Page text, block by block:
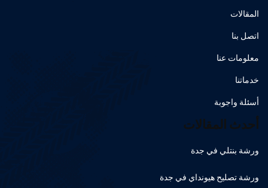
المقالات
اتصل بنا
معلومات عنا
خدماتنا
أسئلة واجوبة
أحدث المقالات
ورشة بنتلي في جدة
ورشة تصليح هيونداي في جدة